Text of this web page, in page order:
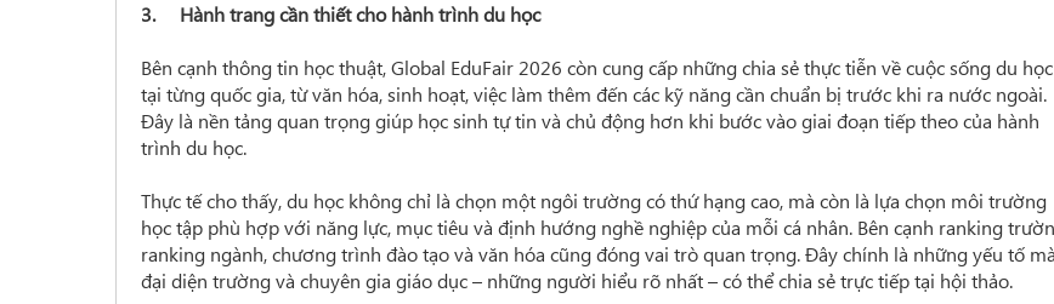
3. Hành trang cần thiết cho hành trình du học
Bên cạnh thông tin học thuật, Global EduFair 2026 còn cung cấp những chia sẻ thực tiễn về cuộc sống du học
tại từng quốc gia, từ văn hóa, sinh hoạt, việc làm thêm đến các kỹ năng cần chuẩn bị trước khi ra nước ngoài.
Đây là nền tảng quan trọng giúp học sinh tự tin và chủ động hơn khi bước vào giai đoạn tiếp theo của hành
trình du học.
Thực tế cho thấy, du học không chỉ là chọn một ngôi trường có thứ hạng cao, mà còn là lựa chọn môi trường
học tập phù hợp với năng lực, mục tiêu và định hướng nghề nghiệp của mỗi cá nhân. Bên cạnh ranking
ranking ngành, chương trình đào tạo và văn hóa cũng đóng vai trò quan trọng. Đây chính là những yếu tố mà
đại diện trường và chuyên gia giáo dục – những người hiểu rõ nhất – có thể chia sẻ trực tiếp tại hội thảo.